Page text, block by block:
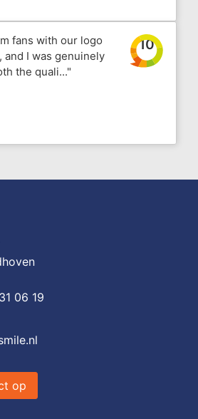
fans with our logo
and I was genuinely
the quali..."
10
06 19
op